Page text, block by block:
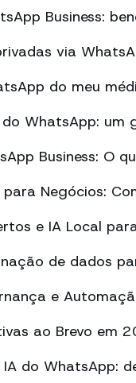
Business:
via
do meu
WhatsApp: um
Business: O
Negócios:
e IA Local
de dados
e
ao Brevo em
do WhatsApp: